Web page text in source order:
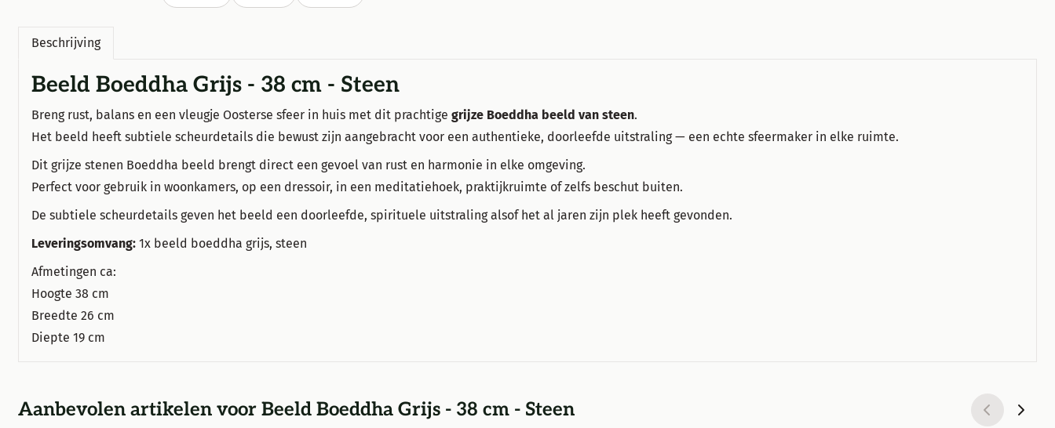
Beschrijving
Beeld Boeddha Grijs - 38 cm - Steen
Breng rust, balans en een vleugje Oosterse sfeer in huis met dit prachtigegrijze Boeddha beeld van steen.
Het beeld heeft subtiele scheurdetails die bewust zijn aangebracht voor een authentieke, doorleefde uitstraling — een echte sfeermaker in elke ruimte.
Dit grijze stenen Boeddha beeld brengt direct een gevoel van rust en harmonie in elke omgeving.
Perfect voor gebruik in woonkamers, op een dressoir, in een meditatiehoek, praktijkruimte of zelfs beschut buiten.
De subtiele scheurdetails geven het beeld een doorleefde, spirituele uitstraling alsof het al jaren zijn plek heeft gevonden.
Leveringsomvang: 1x beeld boeddha grijs, steen
Afmetingen ca:
Hoogte 38 cm
Breedte 26 cm
Diepte 19 cm
Aanbevolen artikelen voorBeeld Boeddha Grijs - 38 cm - Steen